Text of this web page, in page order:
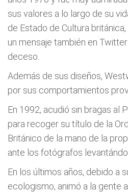
sus valores a lo largo de su
de Estado de Cultura
un mensaje también en
deceso.
Además de sus diseños,
por sus comportamientos
En 1992, acudió sin bragas al
para recoger su título de la
Británico de la mano de la
ante los fotógrafos
En los últimos años, debido a
ecologismo, animó a la gente